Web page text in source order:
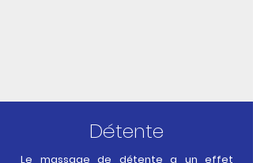
Détente
Le massage de détente a un effet